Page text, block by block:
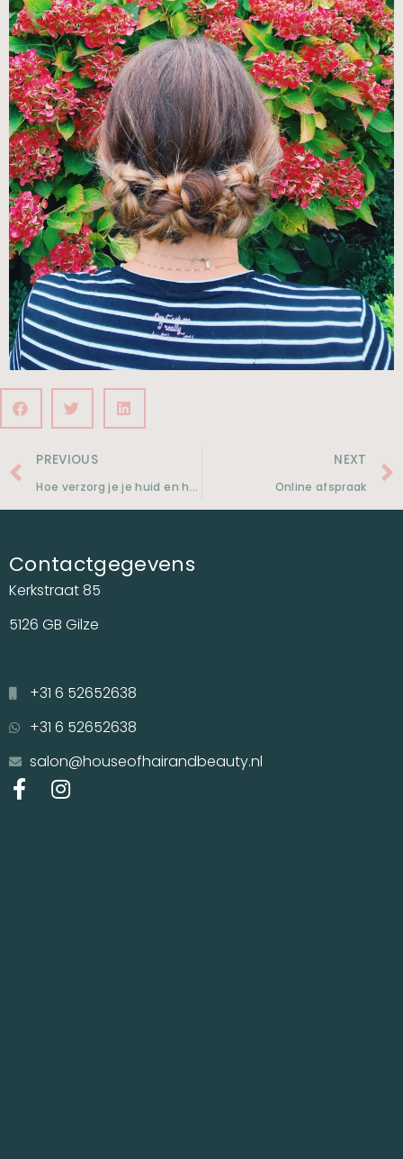
PREVIOUS
Hoe verzorg je je huid en haar het beste na al die zonuren?
NEXT
Online afspraak
Contactgegevens
Kerkstraat 85
5126 GB Gilze
+31 6 52652638
+31 6 52652638
salon@houseofhairandbeauty.nl